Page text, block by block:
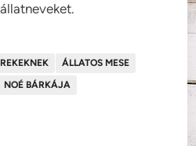
ÁLLATOS MESE
NOÉ BÁRKÁJA